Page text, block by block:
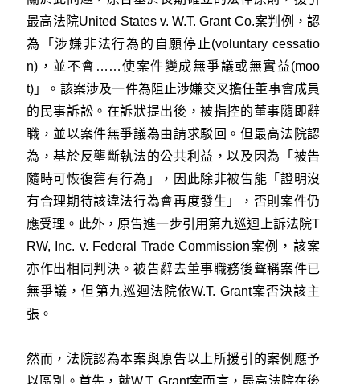
最高法院United States v. W.T. Grant Co.案判例，認
為「涉嫌非法行為的自願停止(voluntary cessatio
n)，並不會……使案件變成無爭議或無實益(moo
t)」。該案涉及一件為阻止涉嫌交叉擔任董事會成員
的民事訴訟。在訴狀提出後，被指控的董事隨即辭
職，並以案件無爭議為由請求駁回。但最高法院認
為，基於反壟斷執法的公共利益，以及因為「被告
隨時可恢復舊有行為」，因此除非被告能「證明沒
有合理期待該違法行為會再度發生」，否則案件仍
應受理。此外，原告進一步引用第九巡迴上訴法院T
RW, Inc. v. Federal Trade Commission案例，該案
亦作出相同判決。被告辭去董事職務後聲稱案件已
無爭議，但第九巡迴法院依W.T. Grant案否決該主
張。
然而，法院認為本案與原告以上所援引的案例應予